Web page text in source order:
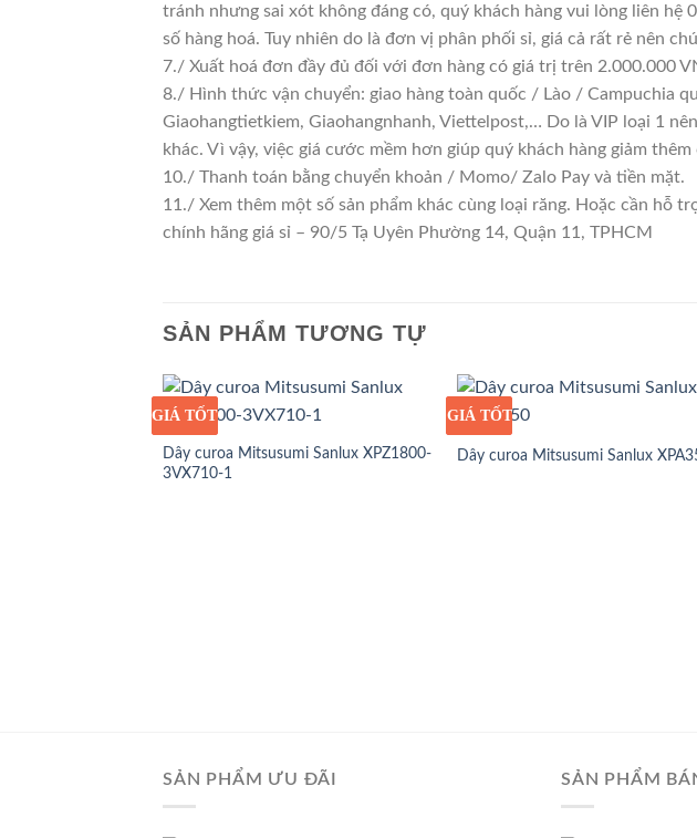
tránh nhưng sai xót không đáng có, quý khách hàng vui lòng liên
số hàng hoá. Tuy nhiên do là đơn vị phân phối sỉ, giá cả rất rẻ nên
7./ Xuất hoá đơn đầy đủ đối với đơn hàng có giá trị trên 2.000.000
8./ Hình thức vận chuyển: giao hàng toàn quốc / Lào / Campuchia
Giaohangtietkiem, Giaohangnhanh, Viettelpost,… Do là VIP loại 1
khác. Vì vậy, việc giá cước mềm hơn giúp quý khách hàng giảm thêm
10./ Thanh toán bằng chuyển khoản / Momo/ Zalo Pay và tiền mặt.
11./ Xem thêm một số sản phẩm khác cùng loại răng. Hoặc cần hỗ
chính hãng giá sỉ – 90/5 Tạ Uyên Phường 14, Quận 11, TPHCM
SẢN PHẨM TƯƠNG TỰ
GIÁ SỈ
GIÁ TỐT
Dây curoa Mitsusumi Sanlux XPZ1800-
3VX710-1
GIÁ SỈ
GIÁ TỐT
Dây curoa Mitsusumi Sanlux
SẢN PHẨM ƯU ĐÃI SẢN PHẨM